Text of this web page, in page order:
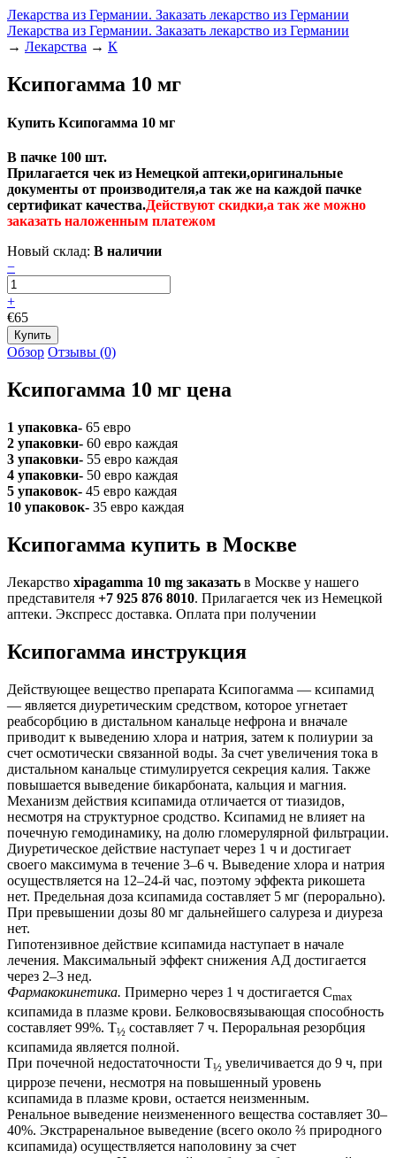
Лекарства из Германии. Заказать лекарство из Германии
Лекарства из Германии. Заказать лекарство из Германии
→ Лекарства → К
Ксипогамма 10 мг
Купить Ксипогамма 10 мг
В пачке 100 шт.
Прилагается чек из Немецкой аптеки,оригинальные
документы от производителя,а так же на каждой пачке
сертификат качества.Действуют скидки,а так же можно
заказать наложенным платежом
Новый склад: В наличии
−
+
€65
Обзор Отзывы (0)
Ксипогамма 10 мг цена
1 упаковка- 65 евро
2 упаковки- 60 евро каждая
3 упаковки- 55 евро каждая
4 упаковки- 50 евро каждая
5 упаковок- 45 евро каждая
10 упаковок- 35 евро каждая
Ксипогамма купить в Москве
Лекарство xipagamma 10 mg заказать в Москве у нашего
представителя +7 925 876 8010. Прилагается чек из Немецкой
аптеки. Экспресс доставка. Оплата при получении
Ксипогамма инструкция
Действующее вещество препарата Ксипогамма — ксипамид
— является диуретическим средством, которое угнетает
реабсорбцию в дистальном канальце нефрона и вначале
приводит к выведению хлора и натрия, затем к полиурии за
счет осмотически связанной воды. За счет увеличения тока в
дистальном канальце стимулируется секреция калия. Также
повышается выведение бикарбоната, кальция и магния.
Механизм действия ксипамида отличается от тиазидов,
несмотря на структурное сродство. Ксипамид не влияет на
почечную гемодинамику, на долю гломерулярной фильтрации.
Диуретическое действие наступает через 1 ч и достигает
своего максимума в течение 3–6 ч. Выведение хлора и натрия
осуществляется на 12–24-й час, поэтому эффекта рикошета
нет. Предельная доза ксипамида составляет 5 мг (перорально).
При превышении дозы 80 мг дальнейшего салуреза и диуреза
нет.
Гипотензивное действие ксипамида наступает в начале
лечения. Максимальный эффект снижения АД достигается
через 2–3 нед.
Фармакокинетика. Примерно через 1 ч достигается Cmax
ксипамида в плазме крови. Белковосвязывающая способность
составляет 99%. T½ составляет 7 ч. Пероральная резорбция
ксипамида является полной.
При почечной недостаточности T½ увеличивается до 9 ч, при
циррозе печени, несмотря на повышенный уровень
ксипамида в плазме крови, остается неизменным.
Ренальное выведение неизмененного вещества составляет 30–
40%. Экстраренальное выведение (всего около ⅔ природного
ксипамида) осуществляется наполовину за счет